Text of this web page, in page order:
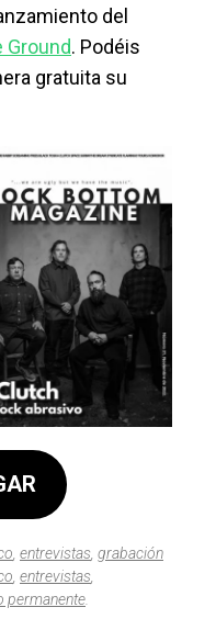
del
Ground. Podéis
gratuita su
entrevistas grabación
entrevistas
permanente